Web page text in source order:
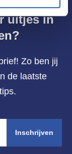
uitjes in
Zo ben jij
de laatste
Inschrijven